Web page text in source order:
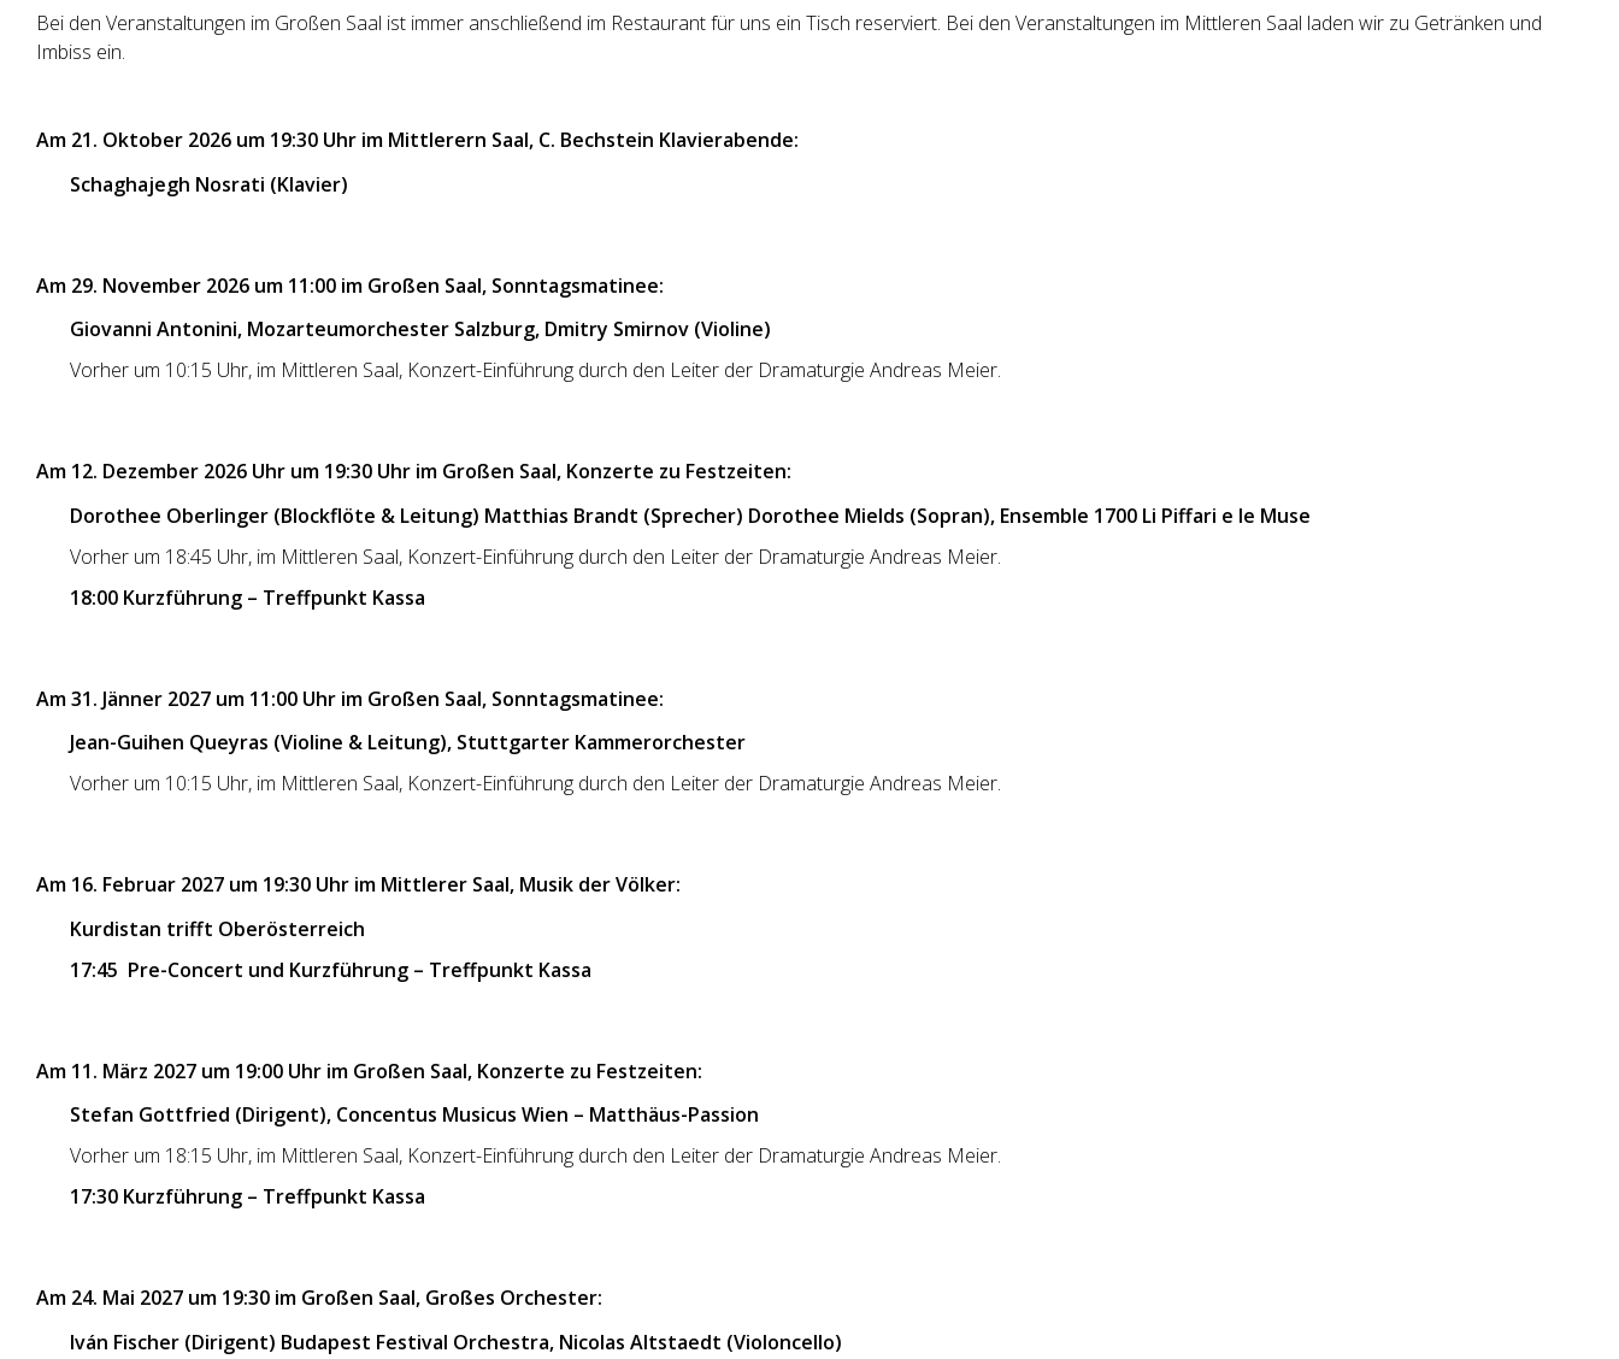
Bei den Veranstaltungen im Großen Saal ist immer anschließend im Restaurant für uns ein Tisch reserviert. Bei den Veranstaltungen im Mittleren Saal laden wir zu Getränken und
Imbiss ein.
Am 21. Oktober 2026 um 19:30 Uhr im Mittlerern Saal, C. Bechstein Klavierabende:
Schaghajegh Nosrati (Klavier)
Am 29. November 2026 um 11:00 im Großen Saal, Sonntagsmatinee:
Giovanni Antonini, Mozarteumorchester Salzburg, Dmitry Smirnov (Violine)
Vorher um 10:15 Uhr, im Mittleren Saal, Konzert-Einführung durch den Leiter der Dramaturgie Andreas Meier.
Am 12. Dezember 2026 Uhr um 19:30 Uhr im Großen Saal, Konzerte zu Festzeiten:
Dorothee Oberlinger (Blockflöte & Leitung) Matthias Brandt (Sprecher) Dorothee Mields (Sopran), Ensemble 1700 Li Piffari e le Muse
Vorher um 18:45 Uhr, im Mittleren Saal, Konzert-Einführung durch den Leiter der Dramaturgie Andreas Meier.
18:00 Kurzführung – Treffpunkt Kassa
Am 31. Jänner 2027 um 11:00 Uhr im Großen Saal, Sonntagsmatinee:
Jean-Guihen Queyras (Violine & Leitung), Stuttgarter Kammerorchester
Vorher um 10:15 Uhr, im Mittleren Saal, Konzert-Einführung durch den Leiter der Dramaturgie Andreas Meier.
Am 16. Februar 2027 um 19:30 Uhr im Mittlerer Saal, Musik der Völker:
Kurdistan trifft Oberösterreich
17:45 Pre-Concert und Kurzführung – Treffpunkt Kassa
Am 11. März 2027 um 19:00 Uhr im Großen Saal, Konzerte zu Festzeiten:
Stefan Gottfried (Dirigent), Concentus Musicus Wien – Matthäus-Passion
Vorher um 18:15 Uhr, im Mittleren Saal, Konzert-Einführung durch den Leiter der Dramaturgie Andreas Meier.
17:30 Kurzführung – Treffpunkt Kassa
Am 24. Mai 2027 um 19:30 im Großen Saal, Großes Orchester:
Iván Fischer (Dirigent) Budapest Festival Orchestra, Nicolas Altstaedt (Violoncello)